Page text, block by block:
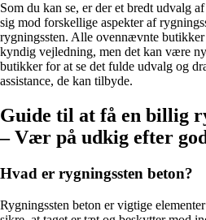
Som du kan se, er der et bredt udvalg
sig mod forskellige aspekter af
rygningssten. Alle ovennævnte
kyndig vejledning, men det kan være
butikker for at se det fulde udvalg og
assistance, de kan tilbyde.
Guide til at få en billig
– Vær på udkig efter
Hvad er rygningssten beton?
Rygningssten beton er vigtige